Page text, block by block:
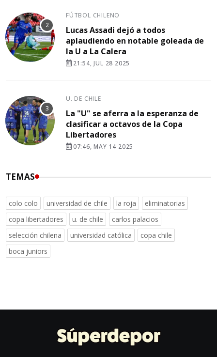
FÚTBOL CHILENO
Lucas Assadi dejó a todos
aplaudiendo en notable goleada de
la U a La Calera
21:54, JUL 28 2025
U. DE CHILE
La "U" se aferra a la esperanza de
clasificar a octavos de la Copa
Libertadores
07:46, MAY 14 2025
TEMAS
colo colo universidad de chile la roja
eliminatorias
copa libertadores
u. de chile
carlos palacios
selección chilena
universidad católica
copa chile
boca juniors